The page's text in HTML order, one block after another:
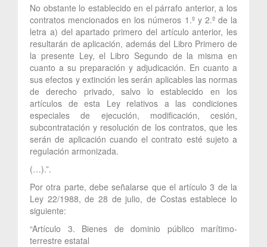
No obstante lo establecido en el párrafo anterior, a los
contratos mencionados en los números 1.º y 2.º de la
letra a) del apartado primero del artículo anterior, les
resultarán de aplicación, además del Libro Primero de
la presente Ley, el Libro Segundo de la misma en
cuanto a su preparación y adjudicación. En cuanto a
sus efectos y extinción les serán aplicables las normas
de derecho privado, salvo lo establecido en los
artículos de esta Ley relativos a las condiciones
especiales de ejecución, modificación, cesión,
subcontratación y resolución de los contratos, que les
serán de aplicación cuando el contrato esté sujeto a
regulación armonizada.
(…).”.
Por otra parte, debe señalarse que el artículo 3 de la
Ley 22/1988, de 28 de julio, de Costas establece lo
siguiente:
“Artículo 3. Bienes de dominio público marítimo-
terrestre estatal